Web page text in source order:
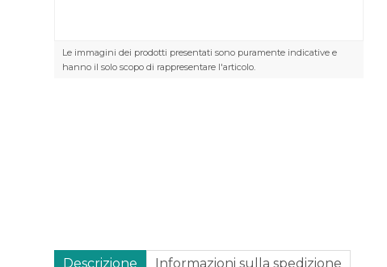
Le immagini dei prodotti presentati sono puramente indicative e
hanno il solo scopo di rappresentare l'articolo.
Descrizione Informazioni sulla spedizione